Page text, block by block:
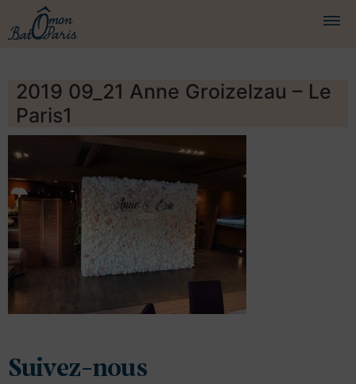
BATEAUX
SERVICES
PRESTATIONS
ÉQUIPAGE
JOURNAL DE BORD
PRESSE
2019 09_21 Anne Groizelzau – Le
Paris1
Suivez-nous